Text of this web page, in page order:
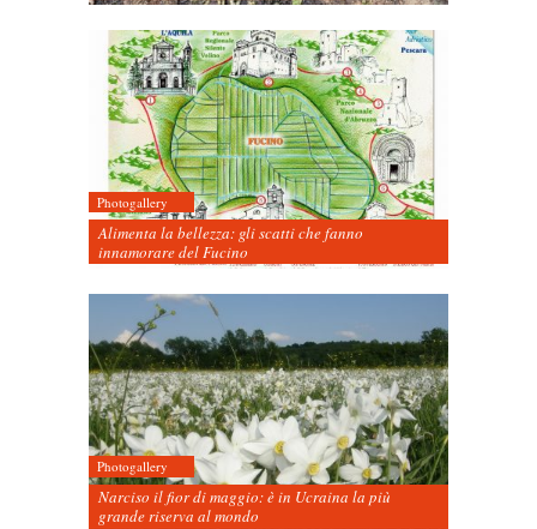
Photogallery
Alimenta la bellezza: gli scatti che fanno
innamorare del Fucino
Photogallery
Narciso il fior di maggio: è in Ucraina la più
grande riserva al mondo